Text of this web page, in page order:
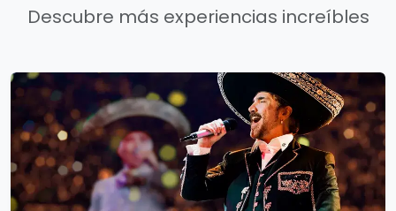
Descubre más experiencias increíbles